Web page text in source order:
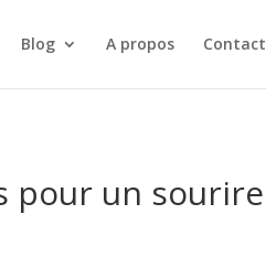
Blog A propos Contact
pour un sourire